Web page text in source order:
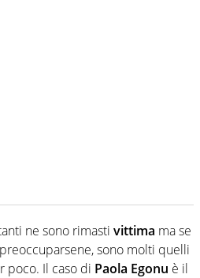
ne sono rimasti vittima ma se
sono molti quelli
poco. Il caso di Paola Egonu è il